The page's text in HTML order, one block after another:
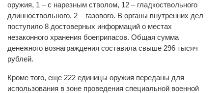
оружия, 1 – с нарезным стволом, 12 – гладкоствольного
длинноствольного, 2 – газового. В органы внутренних дел
поступило 8 достоверных информаций о местах
незаконного хранения боеприпасов. Общая сумма
денежного вознаграждения составила свыше 296 тысяч
рублей.
Кроме того, еще 222 единицы оружия переданы для
использования в зоне проведения специальной военной